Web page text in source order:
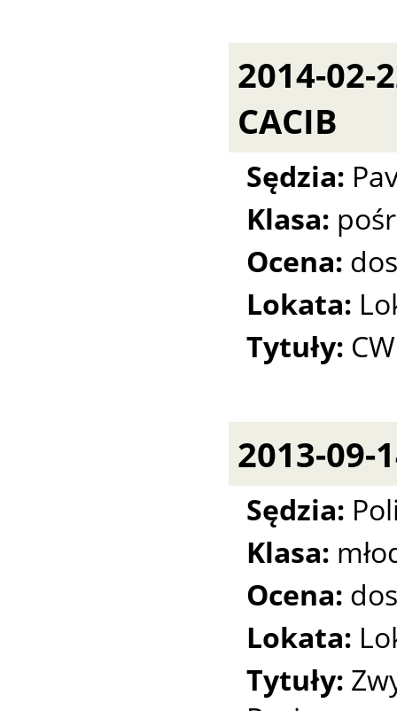
2014-
CACIB
Sędzia:
Klasa:
Ocena:
Lokata:
Tytuły:
2013-09-
Sędzia:
Klasa:
Ocena:
Lokata:
Tytuły: